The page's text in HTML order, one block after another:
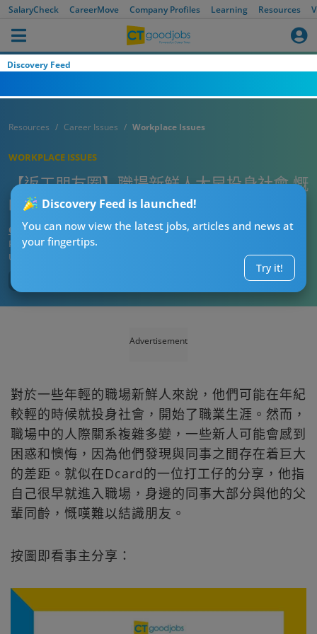
SalaryCheck CareerMove Company Profiles Learning Resources
Discovery Feed
Discovery Feed is launched!
You can now view the latest jobs, articles and news at
your fingertips.
Try it!
Resources Career Issues Workplace Issues
WORKPLACE ISSUES
【返工朋友圈】職場新鮮人太早投身社會 慨
嘆難識人 「啲同事做得我阿爸」
CTgoodjobs’ Editor
Published:2023-09-04
Updated:
Advertisement
對於一些年輕的職場新鮮人來說，他們可能在年紀
較輕的時候就投身社會，開始了職業生涯。然而，
職場中的人際關系複雜多變，一些新人可能會感到
困惑和懊悔，因為他們發現與同事之間存在着巨大
的差距。就似在Dcard的一位打工仔的分享，他指
自己很早就進入職場，身邊的同事大部分與他的父
輩同齡，慨嘆難以結識朋友。
按圖即看事主分享：